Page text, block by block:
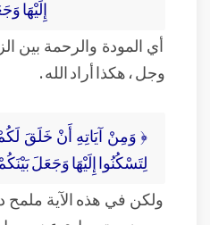
إِلَيْهَا
أي المودة والرحمة بين
وجل ، هكذا أراد الله .
﴿ وَمِنْ آيَاتِهِ أَنْ خَلَقَ
لِتَسْكُنُوا إِلَيْهَا وَجَعَلَ
ولكن في هذه الآية ملمح